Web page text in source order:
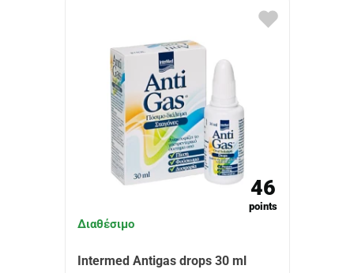
46
points
Διαθέσιμο
Intermed Antigas drops 30 ml